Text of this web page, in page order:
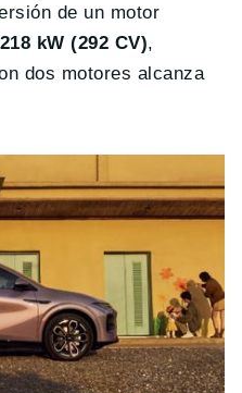
de un motor
218 kW (292 CV),
dos motores alcanza